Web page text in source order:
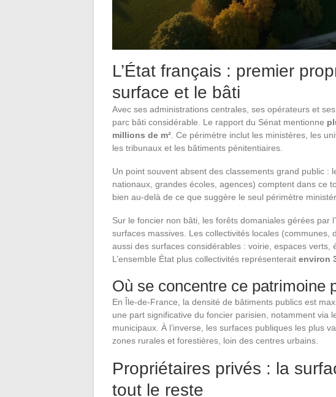
L’État français : premier
surface et le bâti
Avec ses administrations centrales, ses opérateurs et
parc bâti considérable. Le rapport du Sénat mentionne
millions de m² . Ce périmètre inclut les ministères, les
les tribunaux et les bâtiments pénitentiaires.
Un point souvent absent des classements grand public :
nationaux, grandes écoles, agences) comptent dans ce
bien au-delà de ce que suggère le seul périmètre
Sur le foncier non bâti, les forêts domaniales gérées par
surfaces massives. Les collectivités locales (communes,
aussi des surfaces considérables : voirie, espaces verts,
L’ensemble État plus collectivités représenterait environ
Où se concentre ce patrimoine
En Île-de-France, la densité de bâtiments publics est
une part significative du foncier parisien, notamment via
municipaux. À l’inverse, les surfaces publiques les plus
zones rurales et forestières, loin des centres urbains.
Propriétaires privés : la
tout le reste